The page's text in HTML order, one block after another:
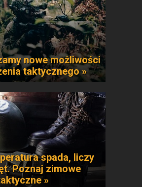
nowe możliwości
taktycznego »
spada, liczy
Poznaj zimowe
»